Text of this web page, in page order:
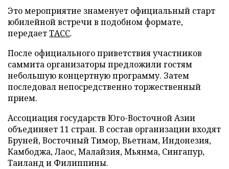
Это мероприятие знаменует официальный старт
юбилейной встречи в подобном формате,
передаетТАСС.
После официального приветствия участников
саммита организаторы предложили гостям
небольшую концертную программу. Затем
последовал непосредственно торжественный
прием.
Ассоциация государств Юго-Восточной Азии
объединяет 11 стран. В состав организации входят
Бруней, Восточный Тимор, Вьетнам, Индонезия,
Камбоджа, Лаос, Малайзия, Мьянма, Сингапур,
Таиланд и Филиппины.